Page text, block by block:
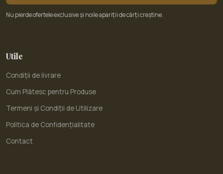
Nu pierde ofertele exclusive și noile apariții de cărți creștine.
Utile
Condiții de livrare
Cum Plătesc pentru Produse
Termeni și Condiții de Utilizare
Politica de Confidențialitate
Contact